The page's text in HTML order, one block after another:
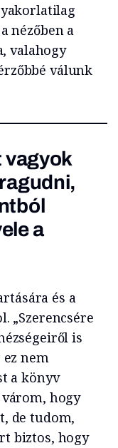
nézőben a
valahogy
válunk
vagyok
a
és a
„Szerencsére
is
nem
a könyv
hogy
de tudom,
biztos, hogy